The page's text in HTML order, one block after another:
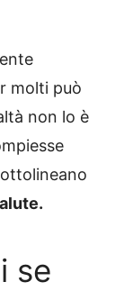
molti può
non lo è
se